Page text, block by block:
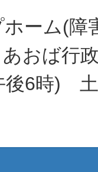
ホーム(障
おば行
後6時)